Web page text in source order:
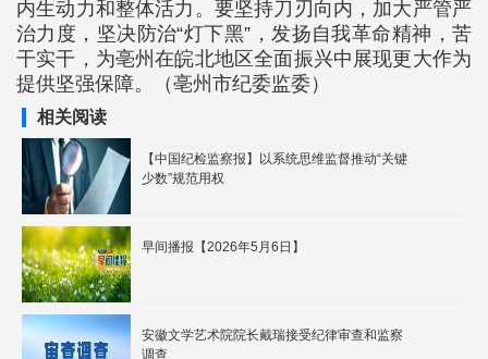
内生动力和整体活力。要坚持刀刃向内，加大严管严
治力度，坚决防治“灯下黑”，发扬自我革命精神，苦
干实干，为亳州在皖北地区全面振兴中展现更大作为
提供坚强保障。（亳州市纪委监委）
相关阅读
【中国纪检监察报】以系统思维监督推动“关键
少数”规范用权
早间播报【2026年5月6日】
安徽文学艺术院院长戴瑞接受纪律审查和监察
调查